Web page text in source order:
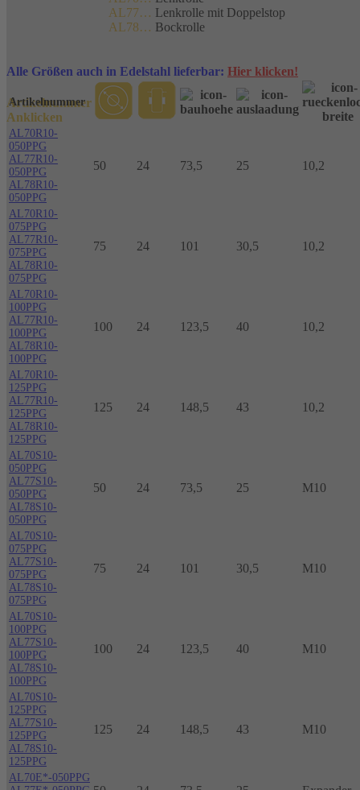
AL77… Lenkrolle mit Doppelstop
AL78… Bockrolle
Alle Größen auch in Edelstahl lieferbar: Hier klicken!
Artikelnummer
Anklicken
Artikelnummer
AL70R10-
050PPG
AL77R10-
050PPG
AL78R10-
050PPG
50 24 73,5 25 10,2
AL70R10-
075PPG
AL77R10-
075PPG
AL78R10-
075PPG
75 24 101 30,5 10,2
AL70R10-
100PPG
AL77R10-
100PPG
AL78R10-
100PPG
100 24 123,5 40 10,2
AL70R10-
125PPG
AL77R10-
125PPG
AL78R10-
125PPG
125 24 148,5 43 10,2
AL70S10-
050PPG
AL77S10-
050PPG
AL78S10-
050PPG
50 24 73,5 25 M10
AL70S10-
075PPG
AL77S10-
075PPG
AL78S10-
075PPG
75 24 101 30,5 M10
AL70S10-
100PPG
AL77S10-
100PPG
AL78S10-
100PPG
100 24 123,5 40 M10
AL70S10-
125PPG
AL77S10-
125PPG
AL78S10-
125PPG
125 24 148,5 43 M10
AL70E*-050PPG